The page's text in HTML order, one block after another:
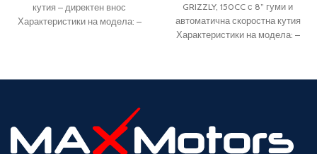
кутия – директен внос
Характеристики на модела: –
GRIZZLY, 150CC с 8” гуми и
автоматична скоростна кутия
Характеристики на модела: –